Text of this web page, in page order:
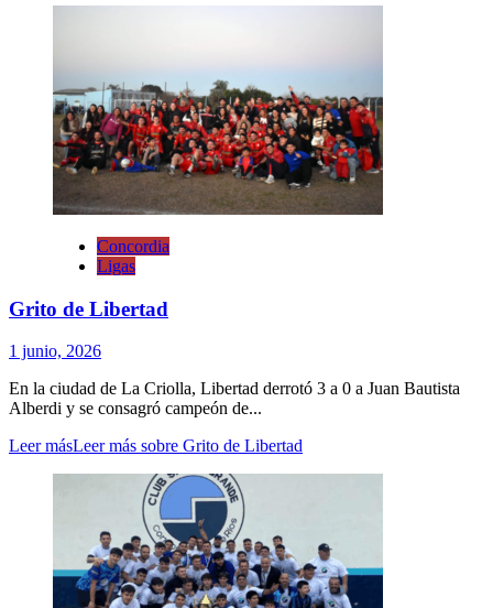
Concordia
Ligas
Grito de Libertad
1 junio, 2026
En la ciudad de La Criolla, Libertad derrotó 3 a 0 a Juan Bautista
Alberdi y se consagró campeón de...
Leer másLeer más sobre Grito de Libertad